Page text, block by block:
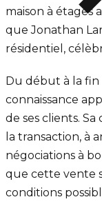
maison à étages
que Jonathan
résidentiel,
Du début à la fin
connaissance
de ses clients.
la transaction, à
négociations à
que cette vente
conditions